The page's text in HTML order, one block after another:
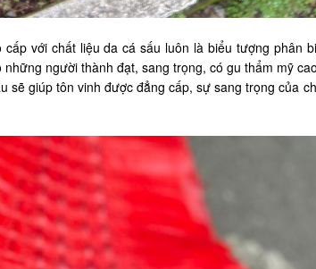
với chất liệu da cá sấu luôn là biểu tượng phân
người thành đạt, sang trọng, có gu thẩm mỹ
sẽ giúp tôn vinh được đẳng cấp, sự sang trọng của